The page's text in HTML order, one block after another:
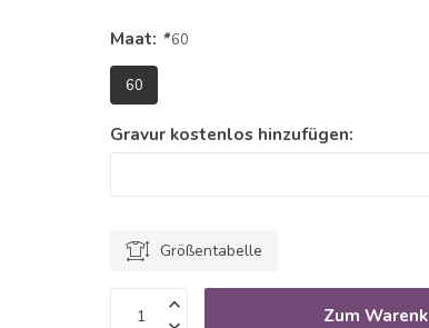
Maat: *60
60
Gravur kostenlos hinzufügen:
Größentabelle
Zum